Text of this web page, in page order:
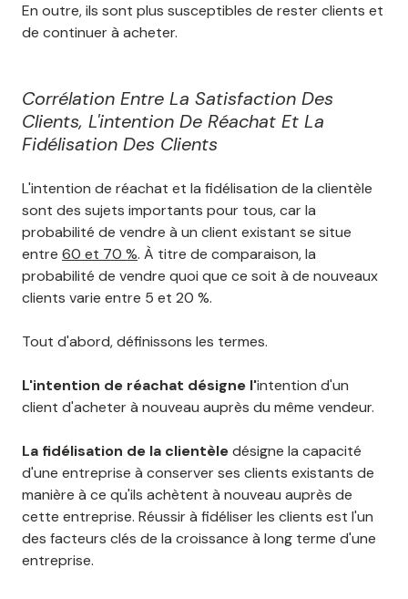
En outre, ils sont plus susceptibles de rester clients et
de continuer à acheter.
Corrélation Entre La Satisfaction Des
Clients, L'intention De Réachat Et La
Fidélisation Des Clients
L'intention de réachat et la fidélisation de la clientèle
sont des sujets importants pour tous, car la
probabilité de vendre à un client existant se situe
entre 60 et 70 %. À titre de comparaison, la
probabilité de vendre quoi que ce soit à de nouveaux
clients varie entre 5 et 20 %.
Tout d'abord, définissons les termes.
L'intention de réachat désigne l'intention d'un
client d'acheter à nouveau auprès du même vendeur.
La fidélisation de la clientèledésigne la capacité
d'une entreprise à conserver ses clients existants de
manière à ce qu'ils achètent à nouveau auprès de
cette entreprise. Réussir à fidéliser les clients est l'un
des facteurs clés de la croissance à long terme d'une
entreprise.